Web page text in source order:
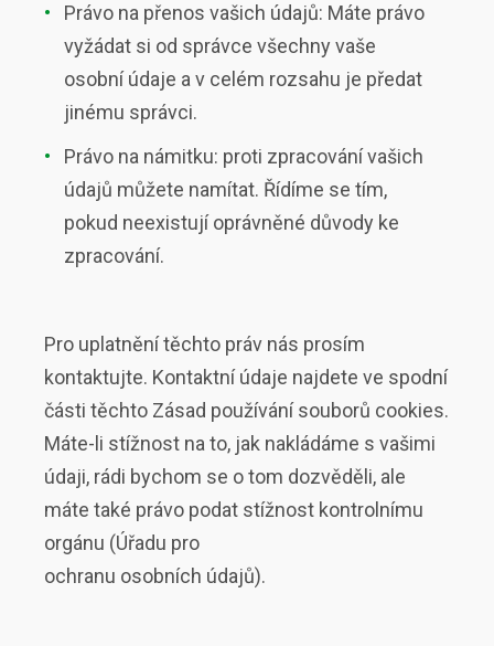
Právo na přenos vašich údajů: Máte právo
vyžádat si od správce všechny vaše
osobní údaje a v celém rozsahu je předat
jinému správci.
Právo na námitku: proti zpracování vašich
údajů můžete namítat. Řídíme se tím,
pokud neexistují oprávněné důvody ke
zpracování.
Pro uplatnění těchto práv nás prosím
kontaktujte. Kontaktní údaje najdete ve spodní
části těchto Zásad používání souborů cookies.
Máte-li stížnost na to, jak nakládáme s vašimi
údaji, rádi bychom se o tom dozvěděli, ale
máte také právo podat stížnost kontrolnímu
orgánu (Úřadu pro
ochranu osobních údajů).